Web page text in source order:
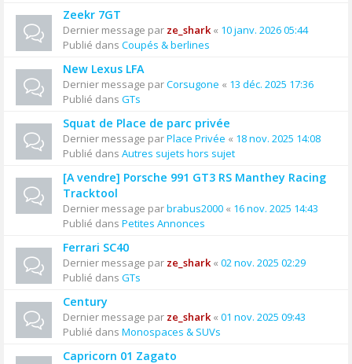
Zeekr 7GT
Dernier message par ze_shark« 10 janv. 2026 05:44
Publié dans Coupés & berlines
New Lexus LFA
Dernier message parCorsugone « 13 déc. 2025 17:36
Publié dans GTs
Squat de Place de parc privée
Dernier message parPlace Privée « 18 nov. 2025 14:08
Publié dans Autres sujets hors sujet
[A vendre] Porsche 991 GT3 RS Manthey Racing
Tracktool
Dernier message parbrabus2000 « 16 nov. 2025 14:43
Publié dans Petites Annonces
Ferrari SC40
Dernier message par ze_shark« 02 nov. 2025 02:29
Publié dans GTs
Century
Dernier message par ze_shark« 01 nov. 2025 09:43
Publié dans Monospaces & SUVs
Capricorn 01 Zagato